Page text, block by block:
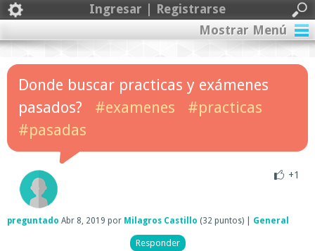
Ingresar | Registrarse
Mostrar Menú
Donde buscar practicas y exámenes
pasados?
#examenes
#practicas
#pasadas
+1
preguntado Abr 8, 2019 por Milagros Castillo (32 puntos) General